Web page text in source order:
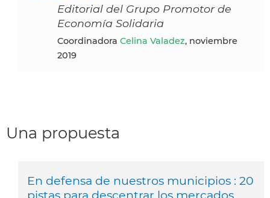
Editorial del Grupo Promotor de
Economía Solidaria
Coordinadora Celina Valadez, noviembre
2019
Una propuesta
En defensa de nuestros municipios : 20